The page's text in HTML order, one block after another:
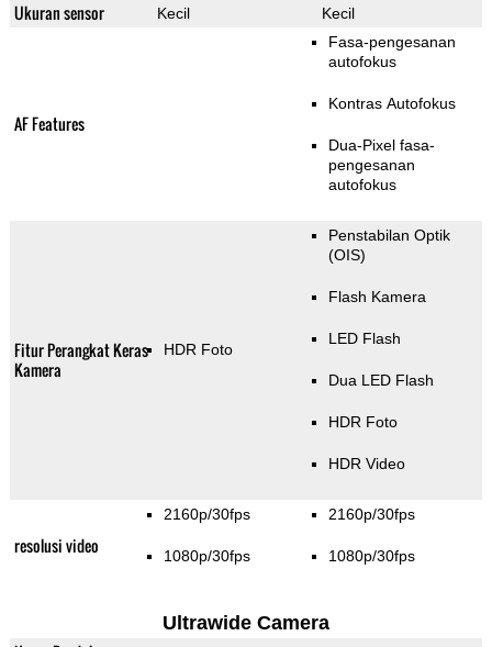
Ukuran sensor Kecil Kecil
AF Features
Fasa-pengesanan
autofokus
Kontras Autofokus
Dua-Pixel fasa-
pengesanan
autofokus
Fitur Perangkat Keras
Kamera
HDR Foto
Penstabilan Optik
(OIS)
Flash Kamera
LED Flash
Dua LED Flash
HDR Foto
HDR Video
resolusi video
2160p/30fps
1080p/30fps
2160p/30fps
1080p/30fps
Ultrawide Camera